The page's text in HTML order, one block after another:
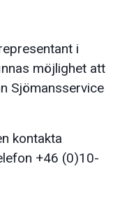
i
möjlighet att
Sjömansservice
kontakta
+46 (0)10-